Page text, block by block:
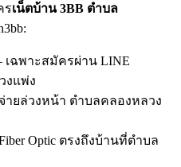
รเน็ตบ้าน 3BB ตำบล
ฉพาะสมัครผ่าน LINE
งแพ่ง
ยล่วงหน้า ตำบลคลองหลวง
Optic ตรงถึงบ้านที่ตำบล